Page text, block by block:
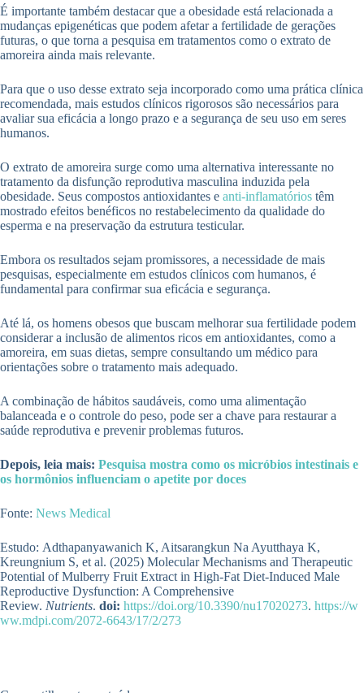
É importante também destacar que a obesidade está relacionada a
mudanças epigenéticas que podem afetar a fertilidade de gerações
futuras, o que torna a pesquisa em tratamentos como o extrato de
amoreira ainda mais relevante.
Para que o uso desse extrato seja incorporado como uma prática clínica
recomendada, mais estudos clínicos rigorosos são necessários para
avaliar sua eficácia a longo prazo e a segurança de seu uso em seres
humanos.
O extrato de amoreira surge como uma alternativa interessante no
tratamento da disfunção reprodutiva masculina induzida pela
obesidade. Seus compostos antioxidantes e anti-inflamatórios têm
mostrado efeitos benéficos no restabelecimento da qualidade do
esperma e na preservação da estrutura testicular.
Embora os resultados sejam promissores, a necessidade de mais
pesquisas, especialmente em estudos clínicos com humanos, é
fundamental para confirmar sua eficácia e segurança.
Até lá, os homens obesos que buscam melhorar sua fertilidade podem
considerar a inclusão de alimentos ricos em antioxidantes, como a
amoreira, em suas dietas, sempre consultando um médico para
orientações sobre o tratamento mais adequado.
A combinação de hábitos saudáveis, como uma alimentação
balanceada e o controle do peso, pode ser a chave para restaurar a
saúde reprodutiva e prevenir problemas futuros.
Depois, leia mais: Pesquisa mostra como os micróbios intestinais e
os hormônios influenciam o apetite por doces
Fonte: News Medical
Estudo: Adthapanyawanich K, Aitsarangkun Na Ayutthaya K,
Kreungnium S, et al. (2025) Molecular Mechanisms and Therapeutic
Potential of Mulberry Fruit Extract in High-Fat Diet-Induced Male
Reproductive Dysfunction: A Comprehensive
Review. Nutrients. doi: https://doi.org/10.3390/nu17020273. https://w
ww.mdpi.com/2072-6643/17/2/273